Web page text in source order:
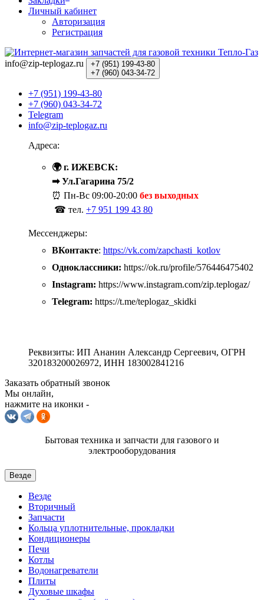
Личный кабинет
Авторизация
Регистрация
info@zip-teplogaz.ru +7 (951) 199-43-80
+7 (960) 043-34-72
+7 (951) 199-43-80
+7 (960) 043-34-72
Telegram
info@zip-teplogaz.ru
Адреса:
🌍 г. ИЖЕВСК:
➡ Ул.Гагарина 75/2
⏰ Пн-Вс 09:00-20:00 без выходных
☎ тел. +7 951 199 43 80
Мессенджеры:
ВКонтакте: https://vk.com/zapchasti_kotlov
Одноклассники: https://ok.ru/profile/576446475402
Instagram: https://www.instagram.com/zip.teplogaz/
Telegram: https://t.me/teplogaz_skidki
Реквизиты: ИП Ананин Александр Сергеевич, ОГРН
320183200026972, ИНН 183002841216
Заказать обратный звонок
Мы онлайн,
нажмите на иконки -
Бытовая техника и запчасти для газового и
электрооборудования
Везде
Везде
Вторичный
Запчасти
Кольца уплотнительные, прокладки
Кондиционеры
Печи
Котлы
Водонагреватели
Плиты
Духовые шкафы